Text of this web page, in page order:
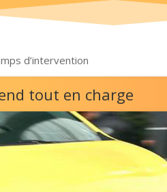
d’intervention
tout en charge